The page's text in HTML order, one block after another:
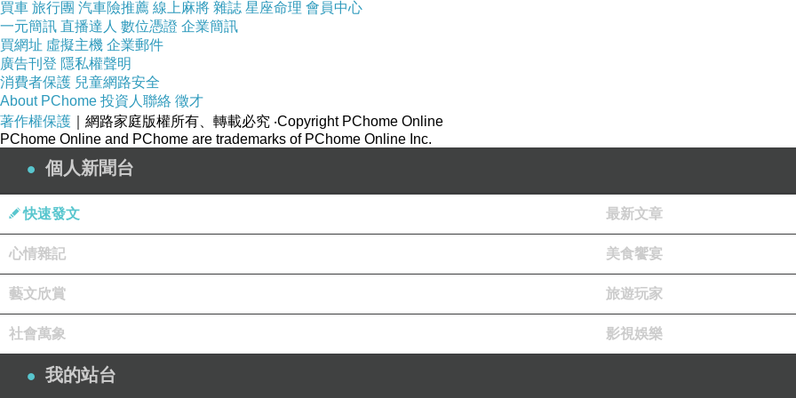
這時候，該可以寫字了吧。還是犯懶，於是起鍋燒水，又泡了一個單樅茶，等到茶喝得差不多，吃
左右了。我該說我勤快呢，還是應該說我懶惰呢。
可能因為之前幾天寫字寫得太認真，所以今天一想到寫字，就頗有些懶惰，說什麼強迫症犯，所以
把上面所有一切都弄完的時候，開始安靜地坐下來準備寫字的時候，我發現我還是會找各種理由去停下
看時間，已經是十六點左右。
我其實不討厭做家務，比如洗碗。放一槽溫熱的水，然後打上洗潔精，再搓出泡泡來，手上拿著洗
摸著同樣變得溫暖的瓷器的那種醇滑的手感，在一堆溫暖的泡泡里搜尋，摸索，撫摸，清潔……最後所
泡沫都沖洗乾淨，再把它們放置到瀝水盤中去瀝乾，之後用抹布把整個灶台上的水跡和油污都擦拭乾淨
完全放空的過程，你根本不需要思考，僅憑本能去驅使你的雙手，並且一定不會出任何差錯，一定最後
的，甚至有點享受這個過程。
或者疊衣服。我曾經看過許多關於收納衣物的視頻，並且基本款式的衣服我基本上都會折，折完之
大概一個規格，然後疊起來看，方方正正的，就會很舒服。看了好多的衣物收納攻略，最後我自己的衣
又嫌我折疊衣物的速度太慢，她折疊半小時的衣物我能搞個一下午，所以這一塊不太讓我參與，偶爾我
買車 旅行團 汽車險推薦 線上麻將 雜誌 星座命理 會員中心
一元簡訊 直播達人 數位憑證 企業簡訊
買網址 虛擬主機 企業郵件
廣告刊登 隱私權聲明
消費者保護 兒童網路安全
About PChome 投資人聯絡 徵才
著作權保護 ｜網路家庭版權所有、轉載必究 ‧Copyright PChome Online
PChome Online and PChome are trademarks of PChome Online Inc.
個人新聞台
快速發文 最新文章
心情雜記 美食饗宴
藝文欣賞 旅遊玩家
社會萬象 影視娛樂
我的站台